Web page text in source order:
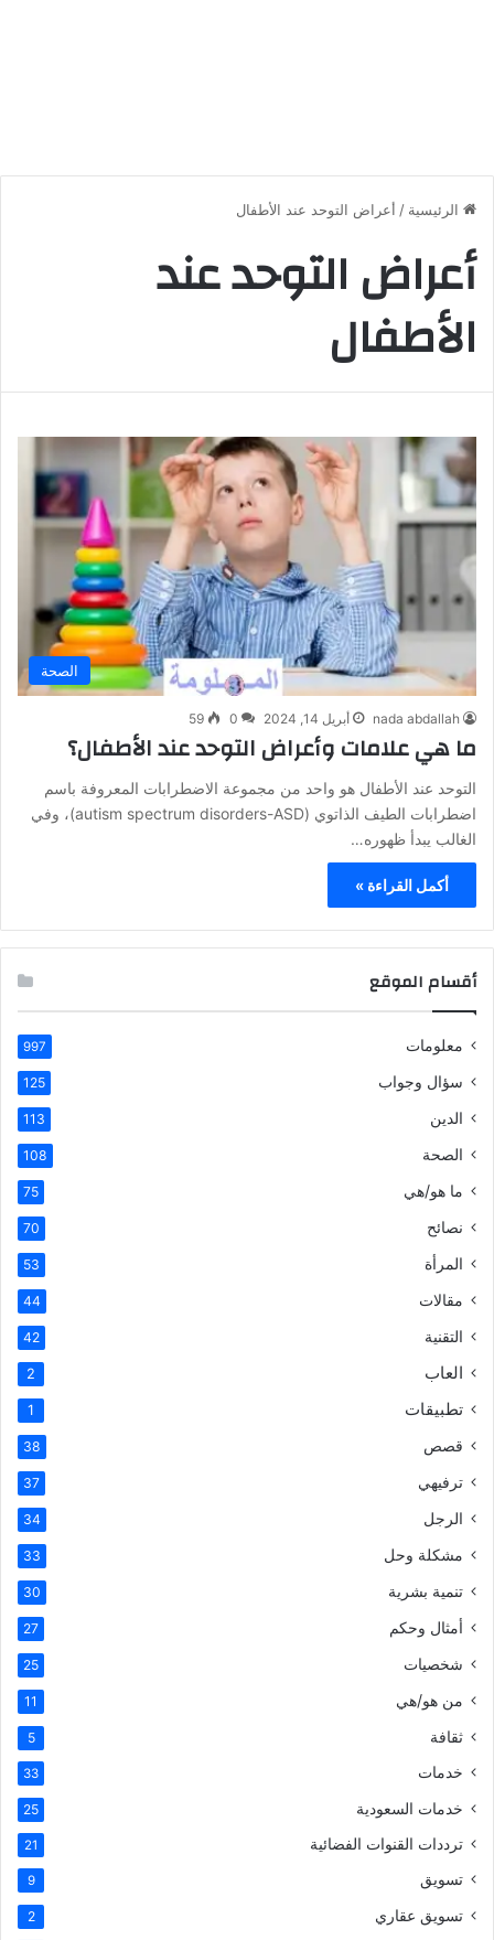
الرئيسية / أعراض التوحد عند الأطفال
أعراض التوحد عند
الأطفال
الصحة
nada abdallah أبريل 14, 2024 0
59
ما هي علامات وأعراض التوحد عند الأطفال؟
التوحد عند الأطفال هو واحد من مجموعة الاضطرابات المعروفة باسم
اضطرابات الطيف الذاتوي (autism spectrum disorders-ASD)، وفي
الغالب يبدأ ظهوره…
أكمل القراءة »
أقسام الموقع
معلومات 997
سؤال وجواب 125
الدين 113
الصحة 108
ما هو/هي 75
نصائح 70
المرأة 53
مقالات 44
التقنية 42
العاب 2
تطبيقات 1
قصص 38
ترفيهي 37
الرجل 34
مشكلة وحل 33
تنمية بشرية 30
أمثال وحكم 27
شخصيات 25
من هو/هي 11
ثقافة 5
خدمات 33
خدمات السعودية 25
ترددات القنوات الفضائية 21
تسويق 9
تسويق عقاري 2